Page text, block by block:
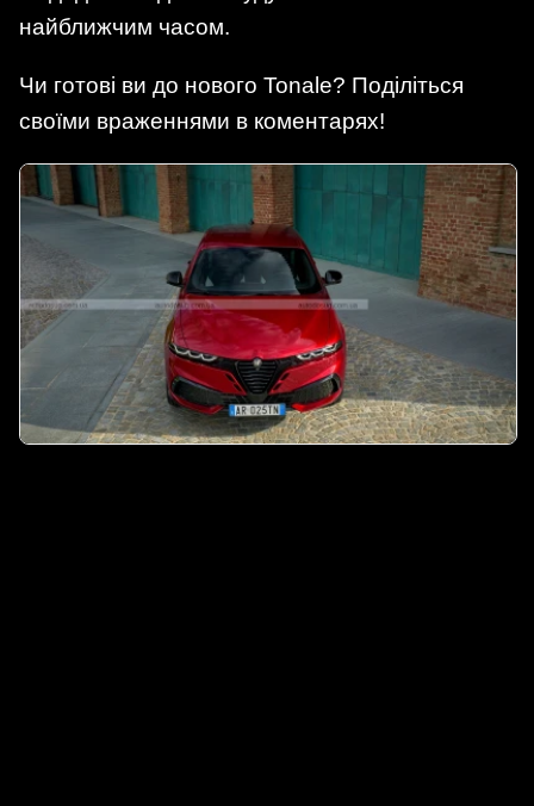
найближчим часом.
Чи готові ви до нового Tonale? Поділіться
своїми враженнями в коментарях!